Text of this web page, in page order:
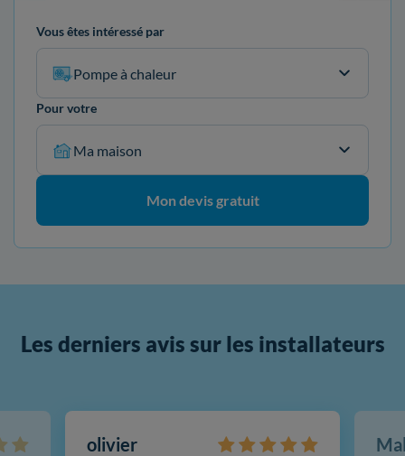
Vous êtes intéressé par
Pompe à chaleur
Pour votre
Ma maison
Mon devis gratuit
Les derniers avis sur les installateurs
olivier